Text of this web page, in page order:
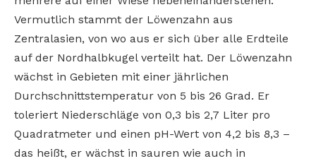
Vermutlich stammt der Löwenzahn aus
Zentralasien, von wo aus er sich über alle Erdteile
auf der Nordhalbkugel verteilt hat. Der Löwenzahn
wächst in Gebieten mit einer jährlichen
Durchschnittstemperatur von 5 bis 26 Grad. Er
toleriert Niederschläge von 0,3 bis 2,7 Liter pro
Quadratmeter und einen pH-Wert von 4,2 bis 8,3 –
das heißt, er wächst in sauren wie auch in